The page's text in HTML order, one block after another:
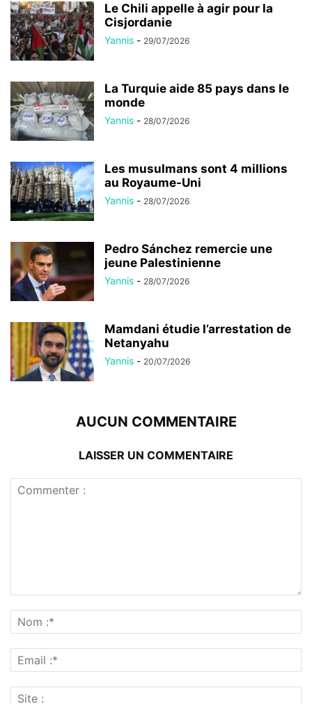
Le Chili appelle à agir pour la
Cisjordanie
Yannis - 29/07/2026
La Turquie aide 85 pays dans le
monde
Yannis - 28/07/2026
Les musulmans sont 4 millions
au Royaume-Uni
Yannis - 28/07/2026
Pedro Sánchez remercie une
jeune Palestinienne
Yannis - 28/07/2026
Mamdani étudie l’arrestation de
Netanyahu
Yannis - 20/07/2026
AUCUN COMMENTAIRE
LAISSER UN COMMENTAIRE